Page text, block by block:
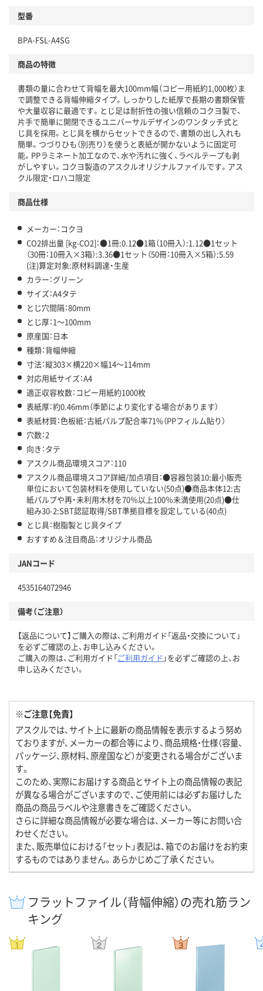
仕組
この商品の環境配慮ポイントです。下記商品詳細「
アスクル商品環境スコア詳細／加点項目
」で確認できます。
型番
BPA-FSL-A4SG
商品の特徴
書類の量に合わせて背幅を最大100mm幅（コピー用紙約1,000枚）ま
で調整できる背幅伸縮タイプ。しっかりした紙厚で長期の書類保管
や大量収容に最適です。とじ足は耐折性の強い信頼のコクヨ製で、
片手で簡単に開閉できるユニバーサルデザインのワンタッチ式と
じ具を採用。とじ具を横からセットできるので、書類の出し入れも
簡単。つづりひも（別売り）を使うと表紙が開かないように固定可
能。PPラミネート加工なので、水や汚れに強く、ラベルテープも剥
がしやすい。コクヨ製造のアスクルオリジナルファイルです。アス
クル限定・ロハコ限定
商品仕様
メーカー：コクヨ
CO2排出量 [kg-CO2]：●1冊:0.12●1箱（10冊入）:1.12●1セット
（30冊：10冊入×3箱）:3.36●1セット（50冊：10冊入×5箱）:5.59
(注)算定対象:原材料調達・生産
カラー：グリーン
サイズ：A4タテ
とじ穴間隔：80mm
とじ厚：1～100mm
原産国：日本
種類：背幅伸縮
寸法：縦303×横220×幅14～114mm
対応用紙サイズ：A4
適正収容枚数：コピー用紙約1000枚
表紙厚：約0.46mm（季節により変化する場合があります）
表紙材質：色板紙：古紙パルプ配合率71%（PPフィルム貼り）
穴数：2
向き：タテ
アスクル商品環境スコア：110
アスクル商品環境スコア詳細/加点項目：●容器包装10:最小販売
単位において包装材料を使用していない(50点)●商品本体12:古
紙パルプや再・未利用木材を70％以上100％未満使用(20点)●仕
組み30-2:SBT認証取得/SBT準拠目標を設定している(40点)
とじ具：樹脂製とじ具タイプ
おすすめ＆注目商品：オリジナル商品
JANコード
4535164072946
備考（ご注意）
【返品について】ご購入の際は、ご利用ガイド「返品・交換について」
を必ずご確認の上、お申し込みください。
ご購入の際は、ご利用ガイド「ご利用ガイド 」を必ずご確認の上、お
申し込みください。
※ご注意【免責】
アスクルでは、サイト上に最新の商品情報を表示するよう努め
ておりますが、メーカーの都合等により、商品規格・仕様（容量、
パッケージ、原材料、原産国など）が変更される場合がございま
す。
このため、実際にお届けする商品とサイト上の商品情報の表記
が異なる場合がございますので、ご使用前には必ずお届けした
商品の商品ラベルや注意書きをご確認ください。
さらに詳細な商品情報が必要な場合は、メーカー等にお問い合
わせください。
また、販売単位における「セット」表記は、箱でのお届けをお約束
するものではありません。あらかじめご了承ください。
フラットファイル（背幅伸縮）の売れ筋ラン
キング